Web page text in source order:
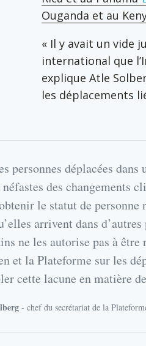
Ouganda et au
« Il y avait un vide
international que
explique Atle
les déplacements
personnes déplacées
des changements
le statut de
arrivent dans
ne les autorise pas à
et la Plateforme sur les
cette lacune en matière
- chef du secrétariat de la